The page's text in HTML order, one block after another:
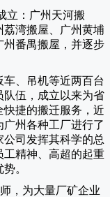
立：广州天河搬
湾搬屋、广州黄埔
州番禺搬屋，并逐步
、吊机等近两百台
队伍，成立以来为省
捷的搬迁服务，近
州各种工厂进行了
公司发挥其科学的总
工精神、高超的起重
。
，为大量厂矿企业